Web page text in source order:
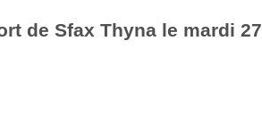
de Sfax Thyna le mardi 27